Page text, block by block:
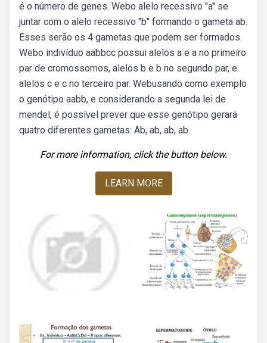
é o número de genes. Webo alelo recessivo ''a'' se
juntar com o alelo recessivo ''b'' formando o gameta ab.
Esses serão os 4 gametas que podem ser formados.
Webo indivíduo aabbcc possui alelos a e a no primeiro
par de cromossomos, alelos b e b no segundo par, e
alelos c e c no terceiro par. Webusando como exemplo
o genótipo aabb, e considerando a segunda lei de
mendel, é possível prever que esse genótipo gerará
quatro diferentes gametas: Ab, ab, ab, ab.
For more information, click the button below.
LEARN MORE